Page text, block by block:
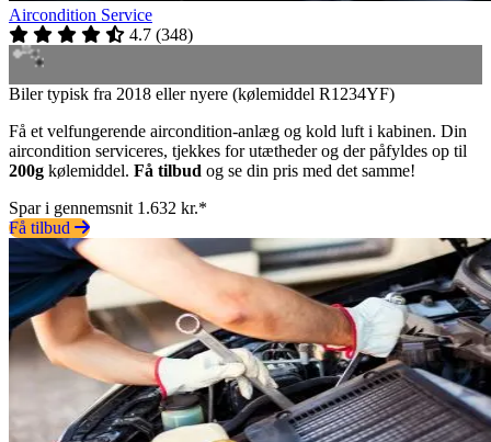
Aircondition Service
4.7 (348)
Biler typisk fra 2018 eller nyere (kølemiddel R1234YF)
Få et velfungerende aircondition-anlæg og kold luft i kabinen. Din
aircondition serviceres, tjekkes for utætheder og der påfyldes op til
200g kølemiddel. Få tilbud og se din pris med det samme!
Spar i gennemsnit 1.632 kr.*
Få tilbud